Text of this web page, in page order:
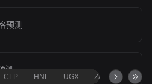
预测
测
CLP HNL UGX ZAR TND